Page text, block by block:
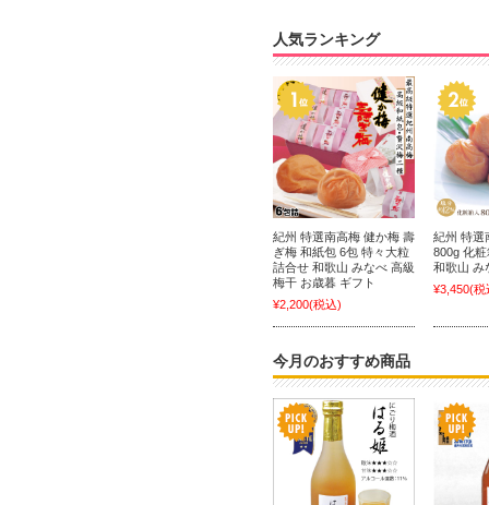
人気ランキング
紀州 特選南高梅 健か梅 壽
ぎ梅 和紙包 6包 特々大粒
詰合せ 和歌山 みなべ 高級
梅干 お歳暮 ギフト
¥2,200(税込)
紀州 特
800g 化
和歌山 み
¥3,450(税
今月のおすすめ商品